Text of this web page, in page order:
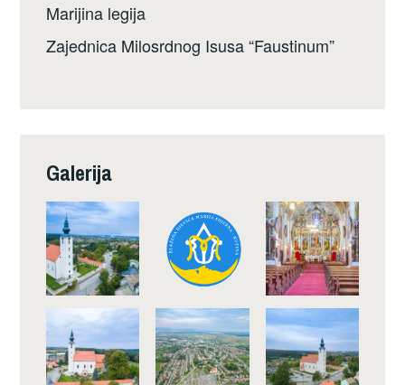
Marijina legija
Zajednica Milosrdnog Isusa “Faustinum”
Galerija